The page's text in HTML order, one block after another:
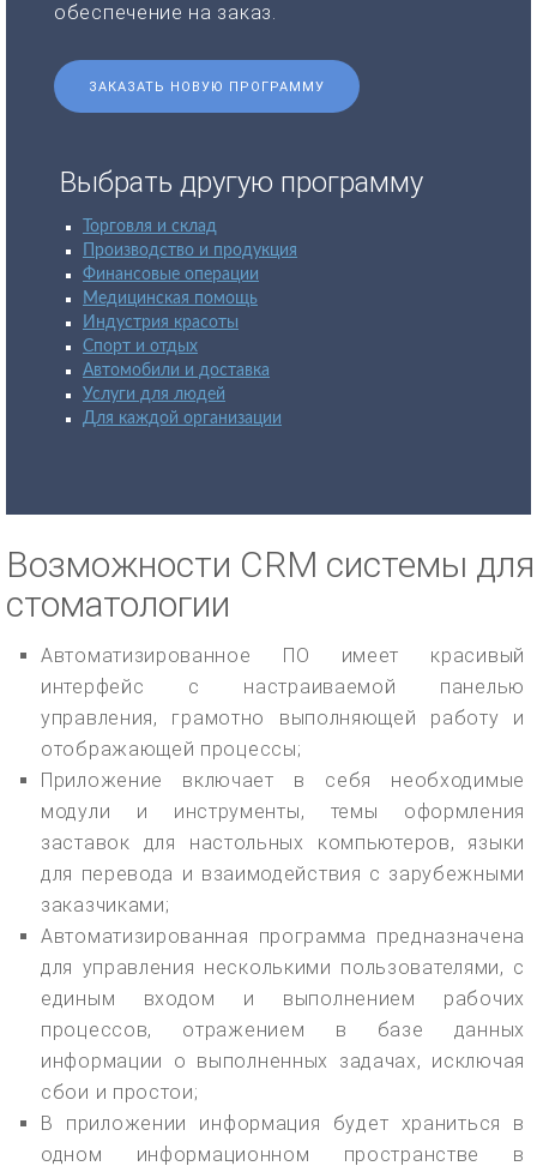
обеспечение на заказ.
ЗАКАЗАТЬ НОВУЮ ПРОГРАММУ
Выбрать другую программу
Торговля и склад
Производство и продукция
Финансовые операции
Медицинская помощь
Индустрия красоты
Спорт и отдых
Автомобили и доставка
Услуги для людей
Для каждой организации
Возможности CRM системы для
стоматологии
Автоматизированное ПО имеет красивый
интерфейс с настраиваемой панелью
управления, грамотно выполняющей работу и
отображающей процессы;
Приложение включает в себя необходимые
модули и инструменты, темы оформления
заставок для настольных компьютеров, языки
для перевода и взаимодействия с зарубежными
заказчиками;
Автоматизированная программа предназначена
для управления несколькими пользователями, с
единым входом и выполнением рабочих
процессов, отражением в базе данных
информации о выполненных задачах, исключая
сбои и простои;
В приложении информация будет храниться в
одном информационном пространстве в